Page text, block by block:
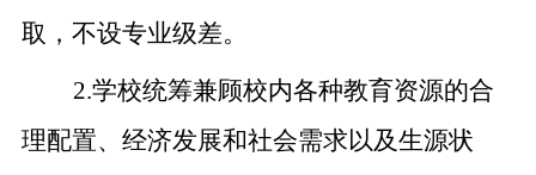
取，不设专业级差。
2.学校统筹兼顾校内各种教育资源的合
理配置、经济发展和社会需求以及生源状